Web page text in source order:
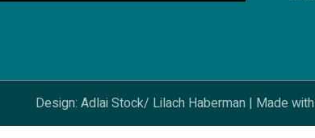
Design: Adlai Stock/ Lilach Haberman | Made with